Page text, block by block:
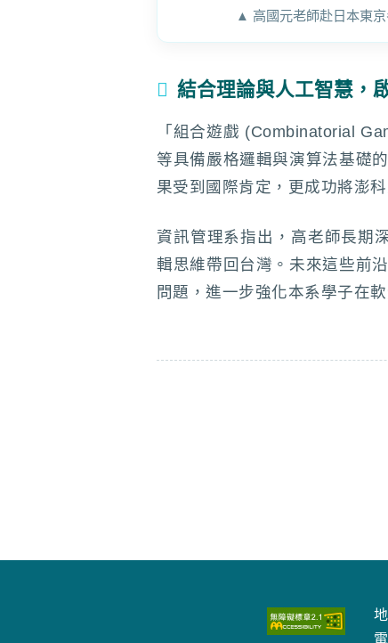
▲ 高國元老師赴日本東京
結合理論與人工智慧，
「組合遊戲 (Combinatorial
等具備嚴格邏輯與演算法基礎
果受到國際肯定，更成功將澎
資訊管理系指出，高老師長期
輯思維帶回台灣。未來這些前
問題，進一步強化本系學子在